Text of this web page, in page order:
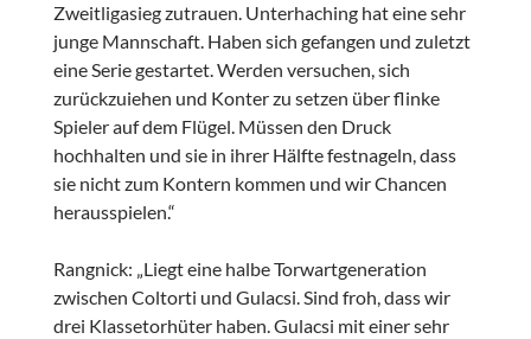
Zweitligasieg zutrauen. Unterhaching hat eine sehr
junge Mannschaft. Haben sich gefangen und zuletzt
eine Serie gestartet. Werden versuchen, sich
zurückzuiehen und Konter zu setzen über flinke
Spieler auf dem Flügel. Müssen den Druck
hochhalten und sie in ihrer Hälfte festnageln, dass
sie nicht zum Kontern kommen und wir Chancen
herausspielen.“
Rangnick: „Liegt eine halbe Torwartgeneration
zwischen Coltorti und Gulacsi. Sind froh, dass wir
drei Klassetorhüter haben. Gulacsi mit einer sehr